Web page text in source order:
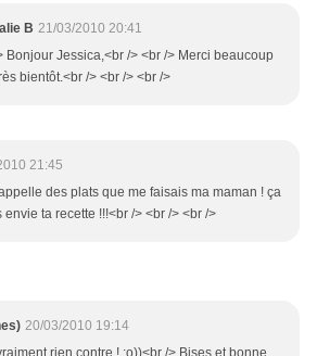
B 21/03/2010 20:41
Bonjour Jessica,<br /> <br /> Merci beaucoup
bientôt.<br /> <br /> <br />
21:45
des plats que me faisais ma maman ! ça
ta recette !!!<br /> <br /> <br />
20/03/2010 19:14
rien contre ! ;o))<br /> Bises et bonne